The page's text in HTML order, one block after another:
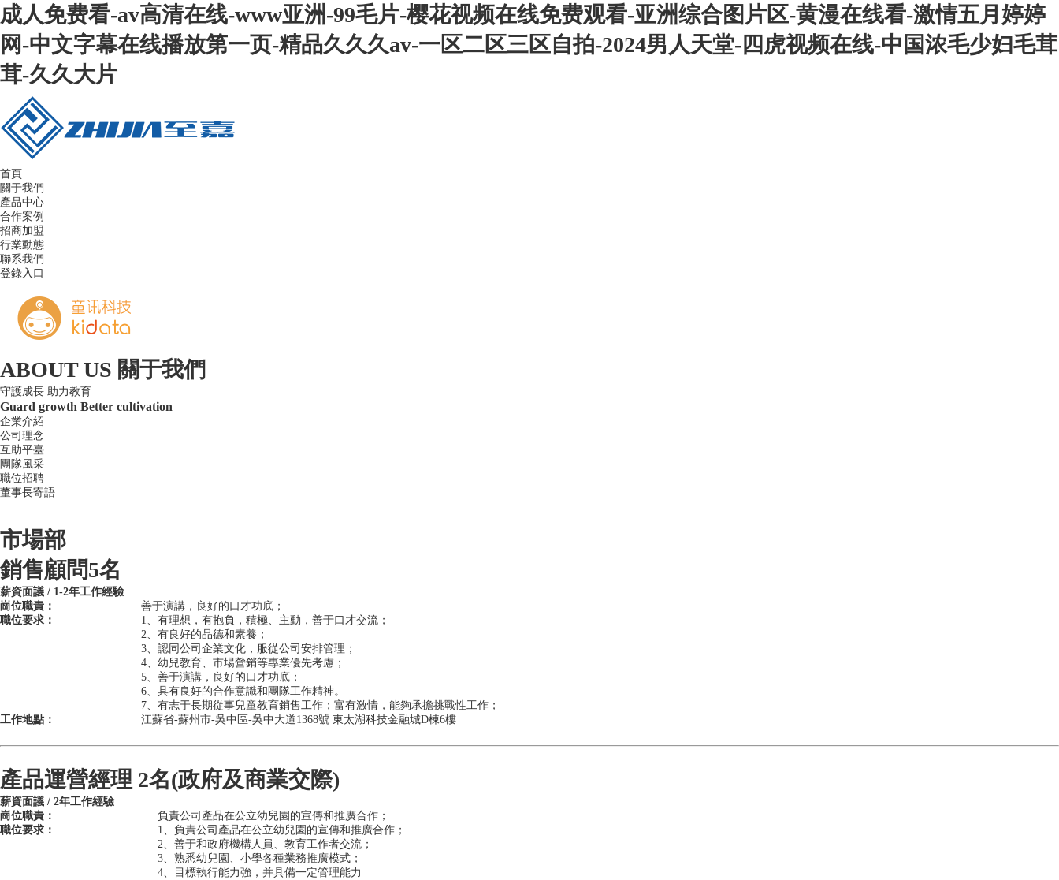
成人免费看-av高清在线-www亚洲-99毛片-樱花视频在线免费观看-亚洲综合图片区-黄漫在线看-激情五月婷婷
网-中文字幕在线播放第一页-精品久久久av-一区二区三区自拍-2024男人天堂-四虎视频在线-中国浓毛少妇毛茸
茸-久久大片
首頁
關于我們
產品中心
合作案例
招商加盟
行業動態
聯系我們
登錄入口
ABOUT US 關于我們
守護成長 助力教育
Guard growth Better cultivation
企業介紹
公司理念
互助平臺
團隊風采
職位招聘
董事長寄語
市場部
銷售顧問5名
薪資面議 / 1-2年工作經驗
崗位職責：
善于演講，良好的口才功底；
職位要求：
1、有理想，有抱負，積極、主動，善于口才交流；
2、有良好的品德和素養；
3、認同公司企業文化，服從公司安排管理；
4、幼兒教育、市場營銷等專業優先考慮；
5、善于演講，良好的口才功底；
6、具有良好的合作意識和團隊工作精神。
7、有志于長期從事兒童教育銷售工作；富有激情，能夠承擔挑戰性工作；
工作地點：
江蘇省-蘇州市-吳中區-吳中大道1368號 東太湖科技金融城D棟6樓
產品運營經理 2名(政府及商業交際)
薪資面議 / 2年工作經驗
崗位職責：
負責公司產品在公立幼兒園的宣傳和推廣合作；
職位要求：
1、負責公司產品在公立幼兒園的宣傳和推廣合作；
2、善于和政府機構人員、教育工作者交流；
3、熟悉幼兒園、小學各種業務推廣模式；
4、目標執行能力強，并具備一定管理能力